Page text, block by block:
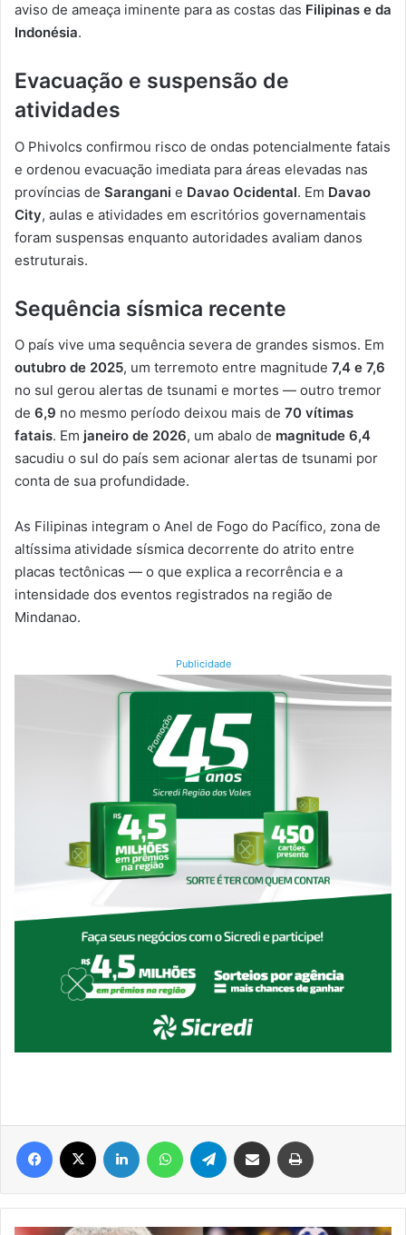
aviso de ameaça iminente para as costas das Filipinas e da
Indonésia.
Evacuação e suspensão de
atividades
O Phivolcs confirmou risco de ondas potencialmente fatais
e ordenou evacuação imediata para áreas elevadas nas
províncias de Sarangani e Davao Ocidental. Em Davao
City, aulas e atividades em escritórios governamentais
foram suspensas enquanto autoridades avaliam danos
estruturais.
Sequência sísmica recente
O país vive uma sequência severa de grandes sismos. Em
outubro de 2025, um terremoto entre magnitude 7,4 e 7,6
no sul gerou alertas de tsunami e mortes — outro tremor
de 6,9 no mesmo período deixou mais de 70 vítimas
fatais. Em janeiro de 2026, um abalo de magnitude 6,4
sacudiu o sul do país sem acionar alertas de tsunami por
conta de sua profundidade.
As Filipinas integram o Anel de Fogo do Pacífico, zona de
altíssima atividade sísmica decorrente do atrito entre
placas tectônicas — o que explica a recorrência e a
intensidade dos eventos registrados na região de
Mindanao.
Publicidade
Facebook Linkedin WhatsAppTelegram Compartilhar via e-mail